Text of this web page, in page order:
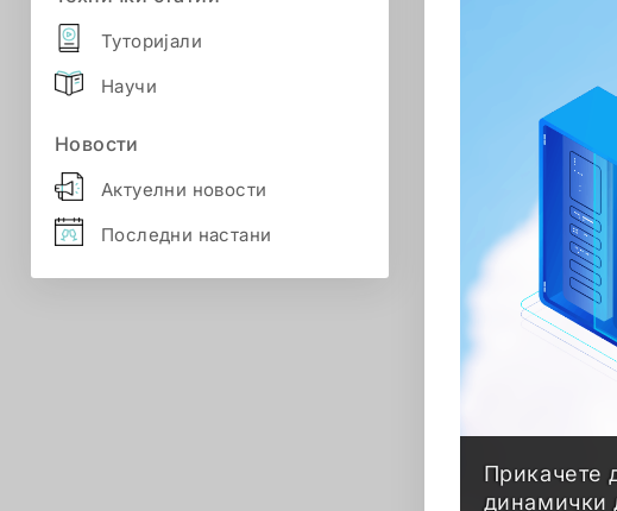
Туторијали
Научи
Новости
Актуелни новости
Последни настани
Прикачете
динамички